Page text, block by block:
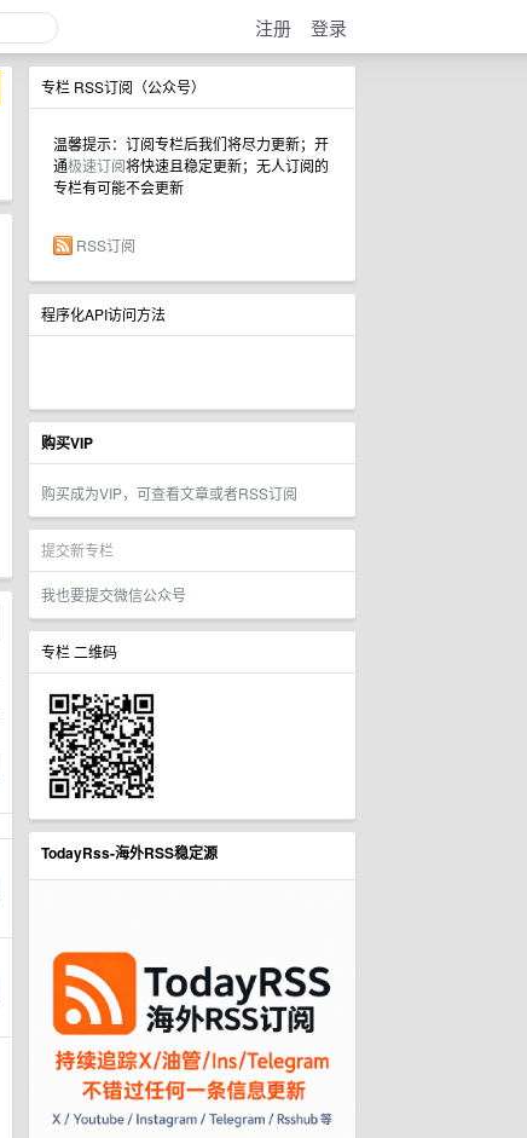
注册 登录
专栏 RSS订阅（公众号）
温馨提示：订阅专栏后我们将尽力更新；开
通极速订阅将快速且稳定更新；无人订阅的
专栏有可能不会更新
RSS订阅
程序化API访问方法
购买VIP
购买成为VIP，可查看文章或者RSS订阅
提交新专栏
我也要提交微信公众号
专栏 二维码
TodayRss-海外RSS稳定源